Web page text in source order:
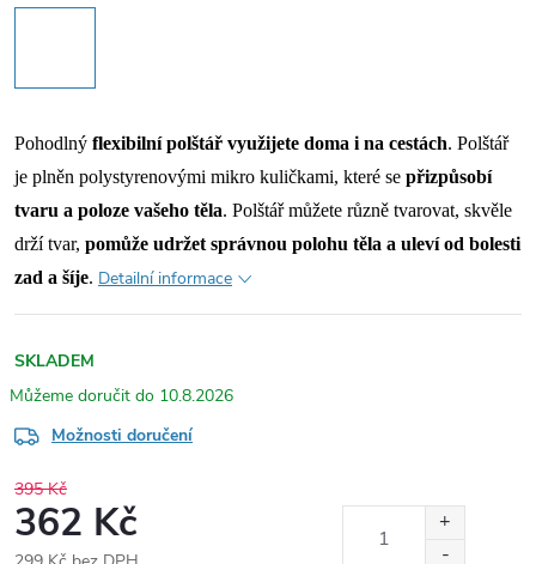
Pohodlný flexibilní polštář využijete doma i na cestách. Polštář
je plněn polystyrenovými mikro kuličkami, které se přizpůsobí
tvaru a poloze vašeho těla. Polštář můžete různě tvarovat, skvěle
drží tvar, pomůže udržet správnou polohu těla a uleví od bolesti
zad a šíje. Detailní informace
SKLADEM
10.8.2026
Možnosti doručení
395 Kč
362 Kč